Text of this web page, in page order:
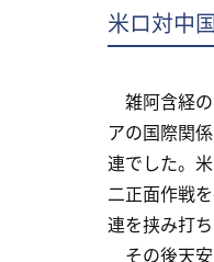
米ロ対中
雑阿含経
アの国際関
連でした。
二正面作戦
連を挟み打
その後天